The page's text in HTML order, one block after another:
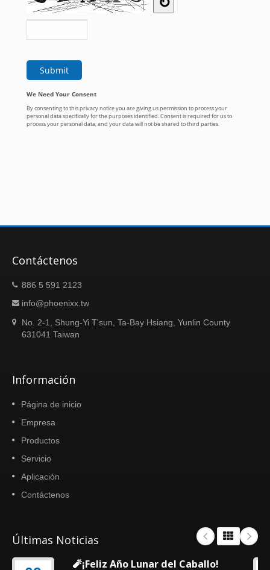
Contáctenos
886 5 591 2123
info@phoenixx.tw
No. 2-1, Shung-Yi T'sun, Ta-Bay Hsiang, Yunlin County
631041 Taiwan
Información
Página de inicio
Empresa
Productos
Servicio
Aplicación
Contáctenos
Últimas Noticias
🧨¡Feliz Año Lunar del Caballo!